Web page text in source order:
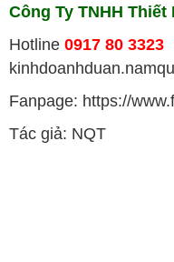
Công Ty TNHH
Hotline 0917 80 3323
Fanpage: https://
Tác giả: NQT